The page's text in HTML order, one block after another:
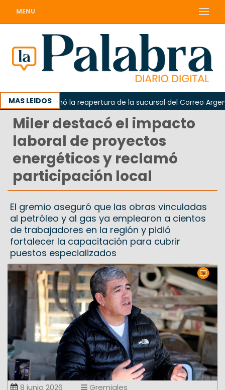
MENU
MAS LEIDOS
reclamó la reapertura de la sucursal del Correo Argentino
Miler destacó el impacto
laboral de proyectos
energéticos y reclamó
participación local
El gremio aseguró que las obras vinculadas
al petróleo y al gas ya emplearon a cientos
de trabajadores en la región y pidió
fortalecer la capacitación para cubrir
puestos especializados
8 junio 2026 Gremiales